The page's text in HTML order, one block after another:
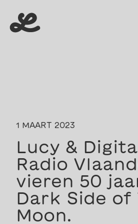
1 MAART 2023
Lucy &
Radio
vieren 50
Dark Side of
Moon.